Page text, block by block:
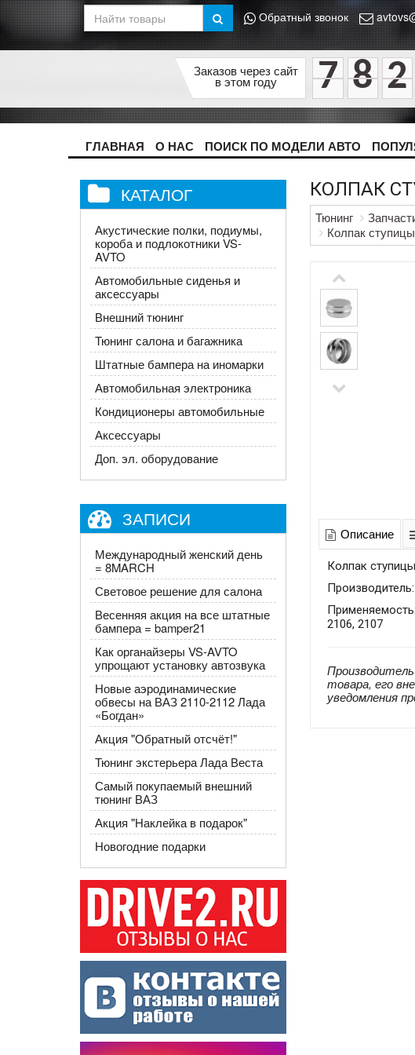
Обратный звонок
Заказов через сайт
в этом году 7 8 2
ГЛАВНАЯ О НАС ПОИСК ПО МОДЕЛИ АВТО
КАТАЛОГ
Акустические полки, подиумы,
короба и подлокотники VS-
AVTO
Автомобильные сиденья и
аксессуары
Внешний тюнинг
Тюнинг салона и багажника
Штатные бампера на иномарки
Автомобильная электроника
Кондиционеры автомобильные
Аксессуары
Доп. эл. оборудование
ЗАПИСИ
Международный женский день
= 8MARCH
Световое решение для салона
Весенняя акция на все штатные
бампера = bamper21
Как органайзеры VS-AVTO
упрощают установку автозвука
Новые аэродинамические
обвесы на ВАЗ 2110-2112 Лада
«Богдан»
Акция "Обратный отсчёт!"
Тюнинг экстерьера Лада Веста
Самый покупаемый внешний
тюнинг ВАЗ
Акция "Наклейка в подарок"
Новогодние подарки
КОЛПАК
Тюнинг
Колпак
Описание
Колпак
2106, 2107
товара, его
уведомления